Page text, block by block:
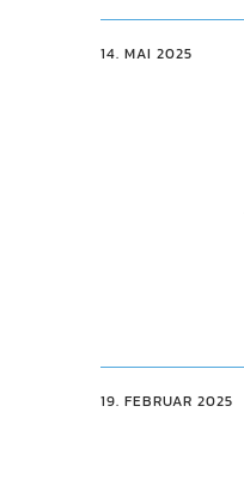
14. MAI 2025
19. FEBRUAR 2025